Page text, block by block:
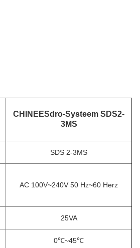
CHINEESdro-Systeem SDS2-
3MS
SDS 2-3MS
AC 100V~240V 50 Hz~60 Herz
25VA
0℃~45℃